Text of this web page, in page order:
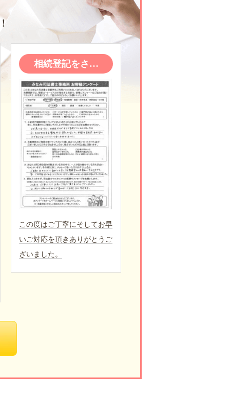
相続登記をさ…
この度はご丁寧にそしてお早
いご対応を頂きありがとうご
ざいました。